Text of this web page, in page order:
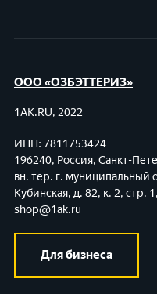
ООО «ОЗБЭТТЕРИЗ»
1AK.RU, 2022
ИНН: 7811753424
196240, Россия, Санкт-
вн. тер. г. муниципальный
Кубинская, д. 82, к. 2, стр.
shop@1ak.ru
Для бизнеса